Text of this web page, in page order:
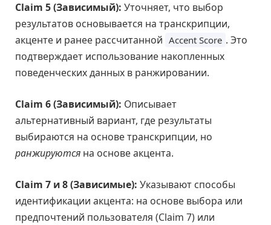
Claim 5 (Зависимый): Уточняет, что выбор
результатов основывается на транскрипции,
акценте и ранее рассчитанной Accent Score . Это
подтверждает использование накопленных
поведенческих данных в ранжировании.
Claim 6 (Зависимый): Описывает
альтернативный вариант, где результаты
выбираются на основе транскрипции, но
ранжируются на основе акцента.
Claim 7 и 8 (Зависимые): Указывают способы
идентификации акцента: на основе выбора или
предпочтений пользователя (Claim 7) или